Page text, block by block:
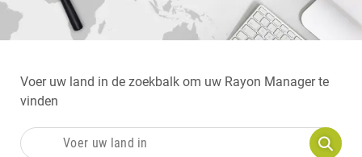
Voer uw land in de zoekbalk om uw Rayon Manager te
vinden